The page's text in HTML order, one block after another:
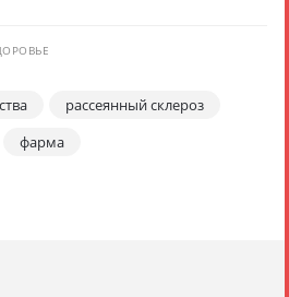
рассеянный склероз
фарма